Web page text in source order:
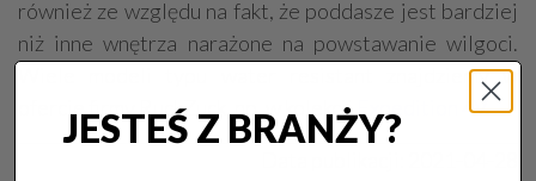
również ze względu na fakt, że poddasze jest bardziej
niż inne wnętrza narażone na powstawanie wilgoci.
Wiele modeli typu water resistant znajdziemy w
ofercie firmy RuckZuck, np. w kolekcji
Expedition 4V.
JESTEŚ Z BRANŻY?